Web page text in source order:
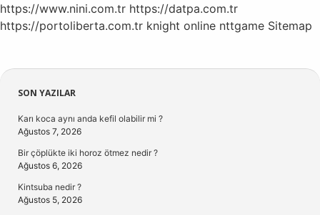
https://www.nini.com.tr https://datpa.com.tr
https://portoliberta.com.tr knight online nttgame Sitemap
Sidebar
SON YAZILAR
Karı koca aynı anda kefil olabilir mi ?
Ağustos 7, 2026
Bir çöplükte iki horoz ötmez nedir ?
Ağustos 6, 2026
Kintsuba nedir ?
Ağustos 5, 2026